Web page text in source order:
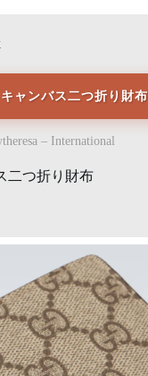
ャンバス二つ折り財布
– International
二つ折り財布